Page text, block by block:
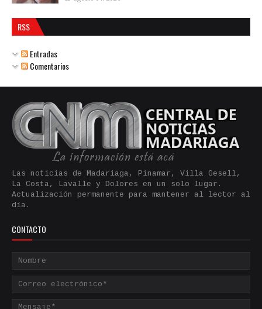
RSS
Entradas
Comentarios
Las noticias de Madariaga, Pinamar, Villa Gesell,
La Costa, Lavalle y Dolores en un solo lugar.
Actualización permanente para mantener al lector al
día.
CONTACTO